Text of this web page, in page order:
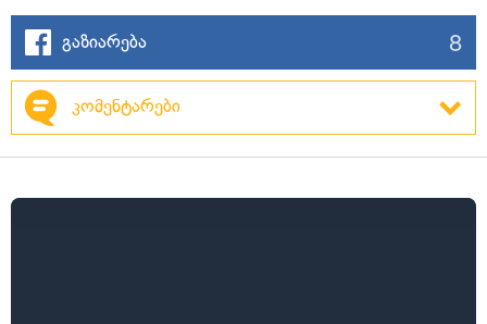
გაზიარება 8
კომენტარები